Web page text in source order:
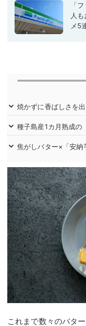
「
人
メ5
焼かずに香ばしさを出
種子島産1カ月熟成の
焦がしバター×「安納
これまで数々のバタ